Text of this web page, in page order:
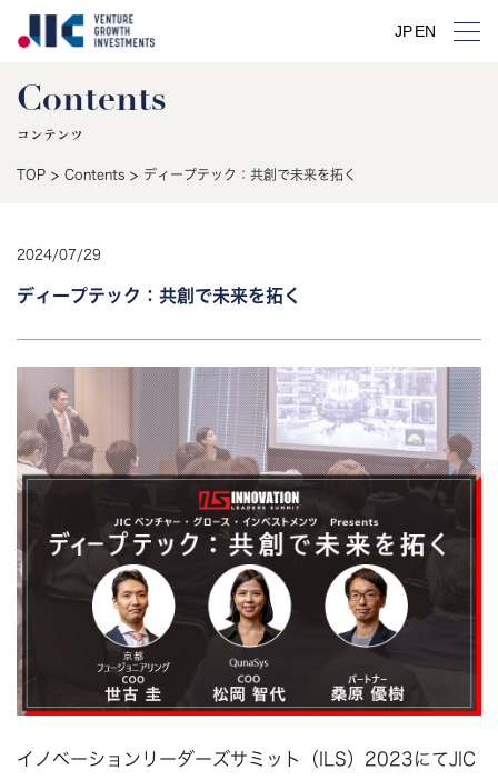
JPEN
Contents
コンテンツ
TOP > Contents > ディープテック：共創で未来を拓く
2024/07/29
ディープテック：共創で未来を拓く
イノベーションリーダーズサミット（ILS）2023にてJIC
JPEN